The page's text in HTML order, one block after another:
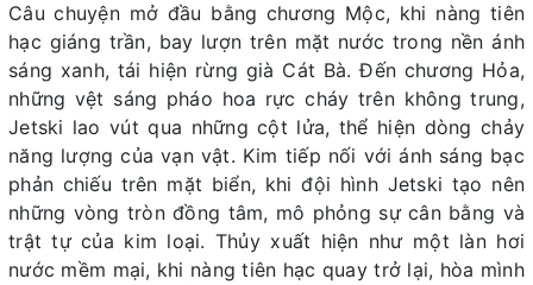
Câu chuyện mở đầu bằng chương Mộc, khi nàng tiên
hạc giáng trần, bay lượn trên mặt nước trong nền ánh
sáng xanh, tái hiện rừng già Cát Bà. Đến chương Hỏa,
những vệt sáng pháo hoa rực cháy trên không trung,
Jetski lao vút qua những cột lửa, thể hiện dòng chảy
năng lượng của vạn vật. Kim tiếp nối với ánh sáng bạc
phản chiếu trên mặt biển, khi đội hình Jetski tạo nên
những vòng tròn đồng tâm, mô phỏng sự cân bằng và
trật tự của kim loại. Thủy xuất hiện như một làn hơi
nước mềm mại, khi nàng tiên hạc quay trở lại, hòa mình